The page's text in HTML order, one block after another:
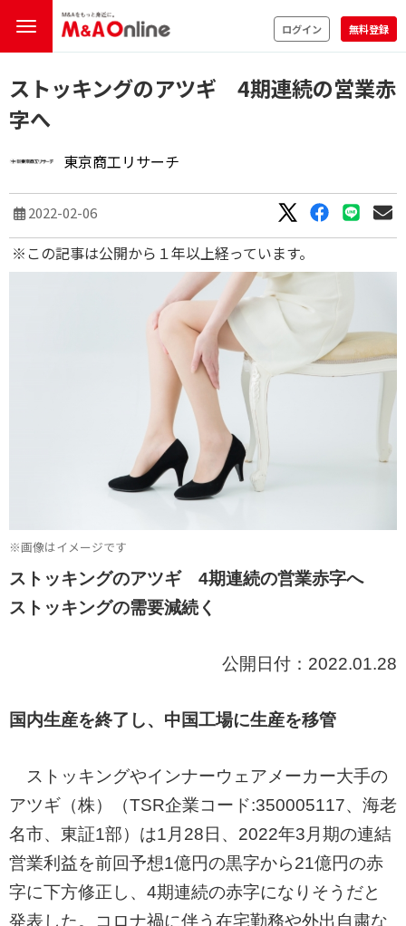
ログイン 無料登録
ストッキングのアツギ 4期連続の営業赤
字へ
東京商工リサーチ
2022-02-06
※この記事は公開から１年以上経っています。
※画像はイメージです
ストッキングのアツギ 4期連続の営業赤字へ
ストッキングの需要減続く
公開日付：2022.01.28
国内生産を終了し、中国工場に生産を移管
ストッキングやインナーウェアメーカー大手の
アツギ（株）（TSR企業コード:350005117、海老
名市、東証1部）は1月28日、2022年3月期の連結
営業利益を前回予想1億円の黒字から21億円の赤
字に下方修正し、4期連続の赤字になりそうだと
発表した。コロナ禍に伴う在宅勤務や外出自粛な